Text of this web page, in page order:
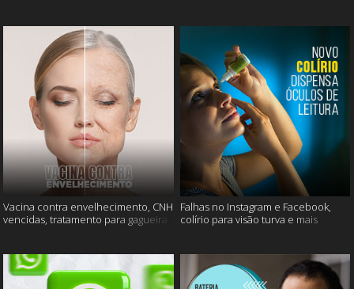
Vacina contra envelhecimento, CNH
vencidas, tratamento para gagueira
Falhas no Instagram e Facebook,
colírio para visão turva e mais